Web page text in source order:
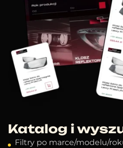
Katalog i
Filtry po marce/modelu/